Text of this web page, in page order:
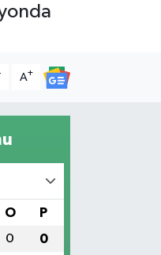
A+
O P
0 0